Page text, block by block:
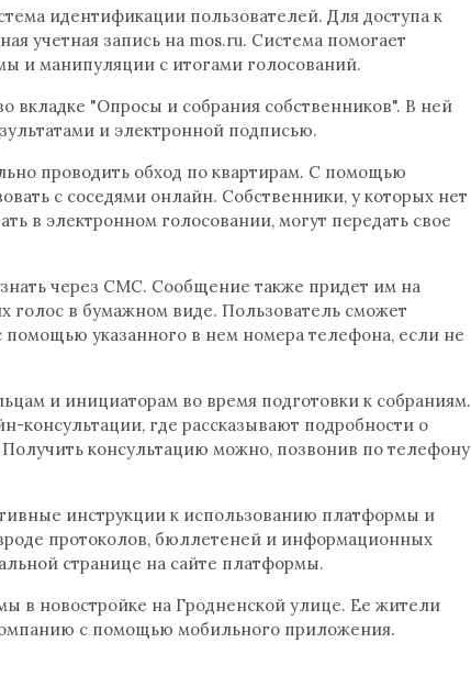
идентификации пользователей. Для доступа к
учетная запись на mos.ru. Система помогает
и манипуляции с итогами голосований.
вкладке "Опросы и собрания собственников". В ней
и электронной подписью.
проводить обход по квартирам. С помощью
с соседями онлайн. Собственники, у которых нет
в электронном голосовании, могут передать свое
через СМС. Сообщение также придет им на
голос в бумажном виде. Пользователь сможет
помощью указанного в нем номера телефона, если не
и инициаторам во время подготовки к собраниям.
консультации, где рассказывают подробности о
консультацию можно, позвонив по телефону
инструкции к использованию платформы и
протоколов, бюллетеней и информационных
странице на сайте платформы.
в новостройке на Гродненской улице. Ее жители
с помощью мобильного приложения.